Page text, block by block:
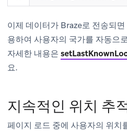
이제 데이터가 Braze로 전송되
용하여 사용자의 국가를 자동으
자세한 내용은
요.
지속적인 위치 추
페이지 로드 중에 사용자의 위치